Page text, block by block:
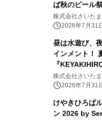
ば秋のビール
催 52社300種
クラフトビー
株式会社さいた
2026年7月31
昼は水遊び、
インメント！
『
FOUNTAIN
ョー～』7月31
株式会社さいた
2026年7月31
けやきひろば
ン 2026 by